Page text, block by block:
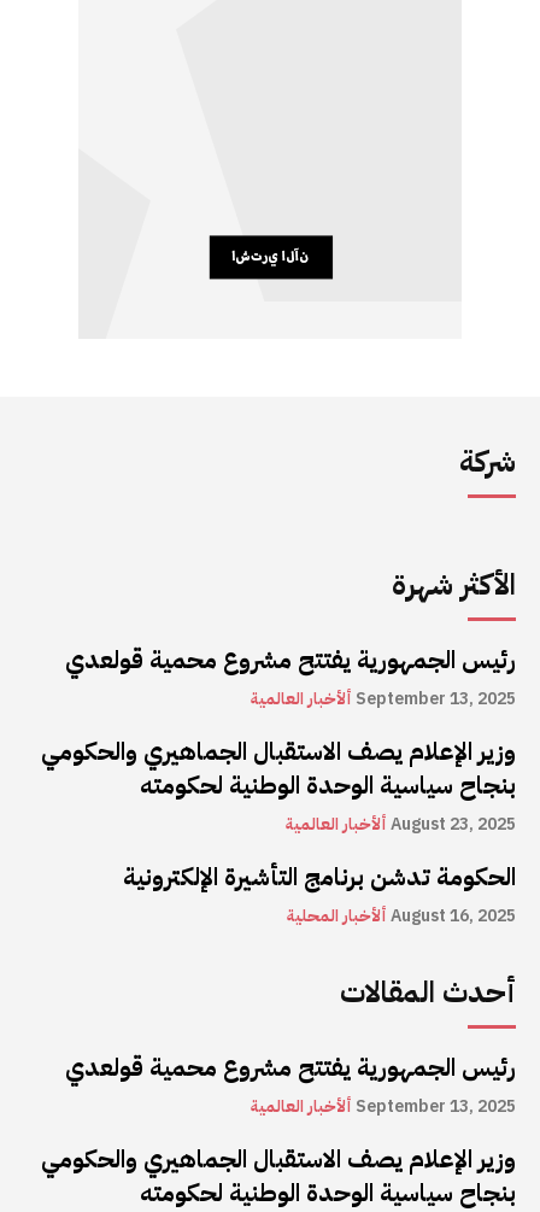
شركة
الأكثر شهرة
رئيس الجمهورية يفتتح مشروع محمية قولعدي
ألأخبار العالمية September 13, 2025
وزير الإعلام يصف الاستقبال الجماهيري والحكومي
بنجاح سياسية الوحدة الوطنية لحكومته
ألأخبار العالميةAugust 23, 2025
الحكومة تدشن برنامج التأشيرة الإلكترونية
ألأخبار المحليةAugust 16, 2025
أحدث المقالات
رئيس الجمهورية يفتتح مشروع محمية قولعدي
ألأخبار العالمية September 13, 2025
وزير الإعلام يصف الاستقبال الجماهيري والحكومي
بنجاح سياسية الوحدة الوطنية لحكومته